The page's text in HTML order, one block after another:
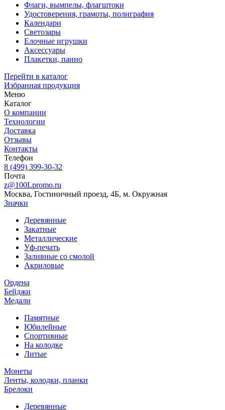
Флаги, вымпелы, флагштоки
Удостоверения, грамоты, полиграфия
Календари
Светозары
Елочные игрушки
Аксессуары
Плакетки, панно
Перейти в каталог
Избранная продукция
Меню
Каталог
О компании
Технологии
Доставка
Отзывы
Контакты
Телефон
8 (499) 399-30-32
Почта
z@100Lpromo.ru
Москва, Гостиничный проезд, 4Б, м. Окружная
Значки
Деревянные
Закатные
Металлические
Уф-печать
Заливные со смолой
Акриловые
Ордена
Бейджи
Медали
Памятные
Юбилейные
Спортивные
На колодке
Литые
Монеты
Ленты, колодки, планки
Брелоки
Деревянные